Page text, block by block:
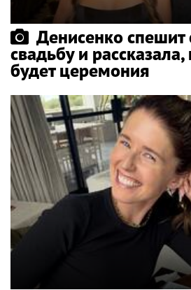
Денисенко спешит
свадьбу и рассказала,
будет церемония